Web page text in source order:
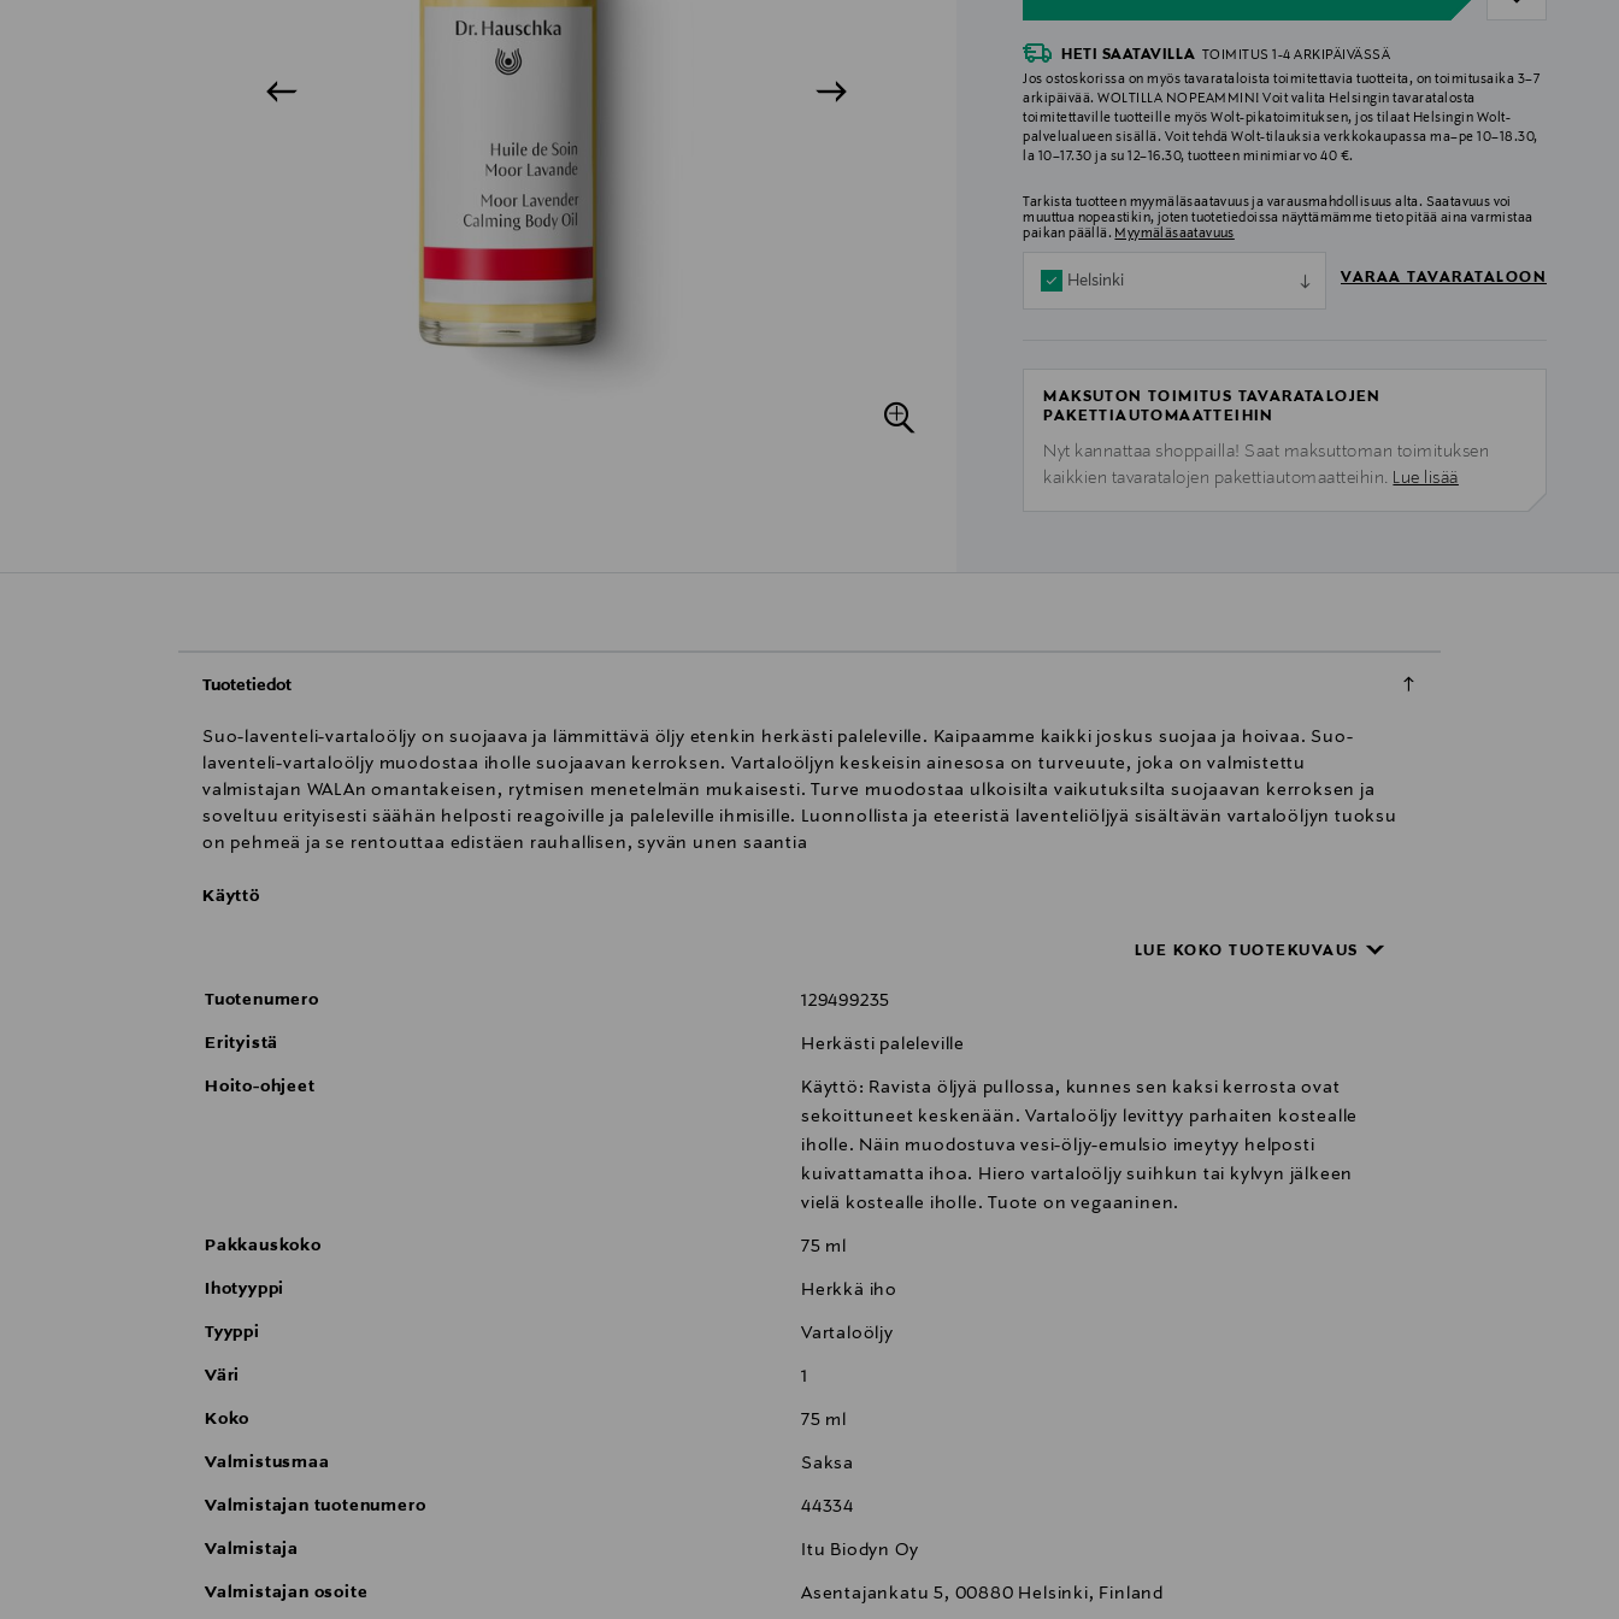
HETI SAATAVILLA
TOIMITUS 1-4 ARKIPÄIVÄSSÄ
Jos ostoskorissa on myös tavarataloista toimitettavia tuotteita, on toimitusaika 3–7
arkipäivää. WOLTILLA NOPEAMMIN! Voit valita Helsingin tavaratalosta
toimitettaville tuotteille myös Wolt-pikatoimituksen, jos tilaat Helsingin Wolt-
palvelualueen sisällä. Voit tehdä Wolt-tilauksia verkkokaupassa ma–pe 10–18.30,
la 10–17.30 ja su 12–16.30, tuotteen minimiarvo 40 €.
Tarkista tuotteen myymäläsaatavuus ja varausmahdollisuus alta. Saatavuus voi
muuttua nopeastikin, joten tuotetiedoissa näyttämämme tieto pitää aina varmistaa
paikan päällä. Myymäläsaatavuus
Helsinki VARAA TAVARATALOON
MAKSUTON TOIMITUS TAVARATALOJEN
PAKETTIAUTOMAATTEIHIN
Nyt kannattaa shoppailla! Saat maksuttoman toimituksen
kaikkien tavaratalojen pakettiautomaatteihin. Lue lisää
Tuotetiedot
Suo-laventeli-vartaloöljy on suojaava ja lämmittävä öljy etenkin herkästi paleleville. Kaipaamme kaikki joskus suojaa ja hoivaa. Suo-
laventeli-vartaloöljy muodostaa iholle suojaavan kerroksen. Vartaloöljyn keskeisin ainesosa on turveuute, joka on valmistettu
valmistajan WALAn omantakeisen, rytmisen menetelmän mukaisesti. Turve muodostaa ulkoisilta vaikutuksilta suojaavan kerroksen ja
soveltuu erityisesti säähän helposti reagoiville ja paleleville ihmisille. Luonnollista ja eteeristä laventeliöljyä sisältävän vartaloöljyn tuoksu
on pehmeä ja se rentouttaa edistäen rauhallisen, syvän unen saantia
Käyttö
muodostuva vesi-öljy-emulsio imeytyy helposti kuivattamatta ihoa. Hiero vartaloöljy suihkun tai kylvyn jälkeen vielä kostealle iholle.
Tuote on vegaaninen. Dr. Hauschka on Natrue sertifioitua luonnonkosmetiikkaa. Dermatologisesti testattu, ei eläinkokeita. Dr.
mukaista tuotantoa.
LUE KOKO TUOTEKUVAUS
Tuotenumero 129499235
Erityistä Herkästi paleleville
Hoito-ohjeet
Käyttö: Ravista öljyä pullossa, kunnes sen kaksi kerrosta ovat
sekoittuneet keskenään. Vartaloöljy levittyy parhaiten kostealle
iholle. Näin muodostuva vesi-öljy-emulsio imeytyy helposti
kuivattamatta ihoa. Hiero vartaloöljy suihkun tai kylvyn jälkeen
vielä kostealle iholle. Tuote on vegaaninen.
Pakkauskoko 75 ml
Ihotyyppi Herkkä iho
Tyyppi Vartaloöljy
Väri 1
Koko 75 ml
Valmistusmaa Saksa
Valmistajan tuotenumero 44334
Valmistaja Itu Biodyn Oy
Valmistajan osoite Asentajankatu 5, 00880 Helsinki, Finland